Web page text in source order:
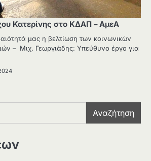
Κατερίνης στο ΚΔΑΠ – ΑμεΑ
μας η βελτίωση των κοινωνικών
– Μιχ. Γεωργιάδης: Υπεύθυνο έργο για
Αναζήτηση